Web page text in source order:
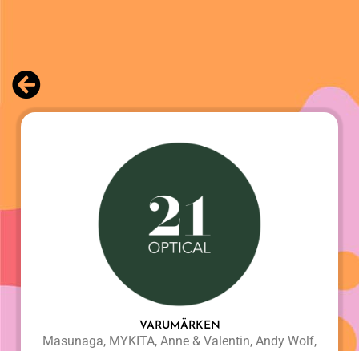
VARUMÄRKEN
Masunaga, MYKITA, Anne & Valentin, Andy Wolf,